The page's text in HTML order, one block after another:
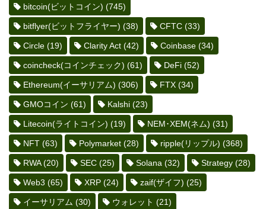
bitcoin(ビットコイン) (745)
bitflyer(ビットフライヤー) (38) CFTC (33)
Circle (19) Clarity Act (42) Coinbase (34)
coincheck(コインチェック) (61) DeFi (52)
Ethereum(イーサリアム) (306) FTX (34)
GMOコイン (61) Kalshi (23)
Litecoin(ライトコイン) (19) NEM･XEM(ネム) (31)
NFT (63) Polymarket (28) ripple(リップル) (368)
RWA(20) SEC (25) Solana (32) Strategy (28)
Web3 (65) XRP (24) zaif(ザイフ) (25)
イーサリアム (30) ウォレット (21)